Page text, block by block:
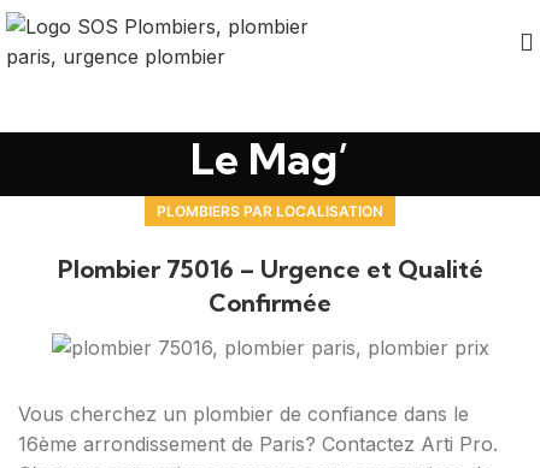
Le Mag’
PLOMBIERS PAR LOCALISATION
Plombier 75016 – Urgence et Qualité
Confirmée
Vous cherchez un plombier de confiance dans le
16ème arrondissement de Paris? Contactez Arti Pro.